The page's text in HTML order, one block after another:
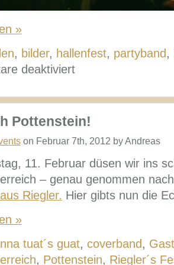
»
, bilder, hallenfest, partyband ,
deaktiviertfür
Riegler
Fest
Pottenstein!
on Februar 7th, 2012 by Andreas
11. Februar düsen wir ins
– genau genommen
Riegler. Hier gibts nun die
»
tuat´s guat, coverband ,
, Pottenstein, Riegler´s